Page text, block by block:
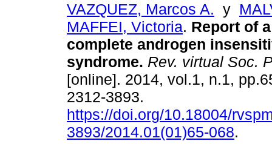
VAZQUEZ, Marcos A. y
MAFFEI, Victoria. Report of
complete androgen
syndrome. Rev. virtual Soc.
[online]. 2014, vol.1, n.1,
2312-3893.
https://doi.org/10.18004/
3893/2014.01(01)65-068.